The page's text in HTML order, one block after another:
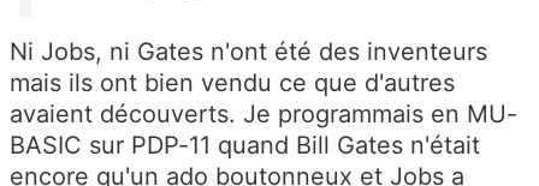
Ni Jobs, ni Gates n'ont été des inventeurs
mais ils ont bien vendu ce que d'autres
avaient découverts. Je programmais en MU-
BASIC sur PDP-11 quand Bill Gates n'était
encore qu'un ado boutonneux et Jobs a